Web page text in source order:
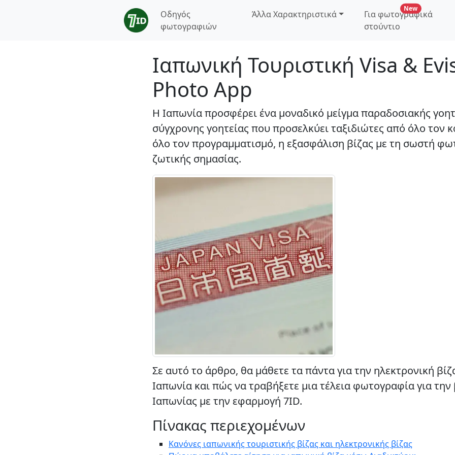
Οδηγός
φωτογραφιών
Άλλα Χαρακτηριστικά
Για φωτογραφικά
στούντιο
Newνέα
Ιαπωνική Τουριστική Visa &
Photo App
Η Ιαπωνία προσφέρει ένα μοναδικό μείγμα παραδοσιακής
σύγχρονης γοητείας που προσελκύει ταξιδιώτες από όλο τον
όλο τον προγραμματισμό, η εξασφάλιση βίζας με τη σωστή
ζωτικής σημασίας.
Σε αυτό το άρθρο, θα μάθετε τα πάντα για την ηλεκτρονική
Ιαπωνία και πώς να τραβήξετε μια τέλεια φωτογραφία για την
Ιαπωνίας με την εφαρμογή 7ID.
Πίνακας περιεχομένων
Κανόνες ιαπωνικής τουριστικής βίζας και ηλεκτρονικής βίζας